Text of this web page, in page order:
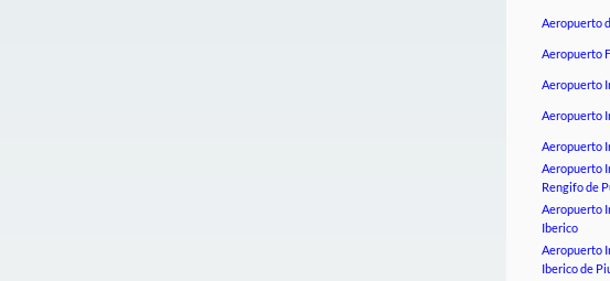
Aeropuerto
Aeropuerto
Aeropuerto
Aeropuerto
Aeropuerto
Aeropuerto
Rengifo de
Aeropuerto
Iberico
Aeropuerto
Iberico de